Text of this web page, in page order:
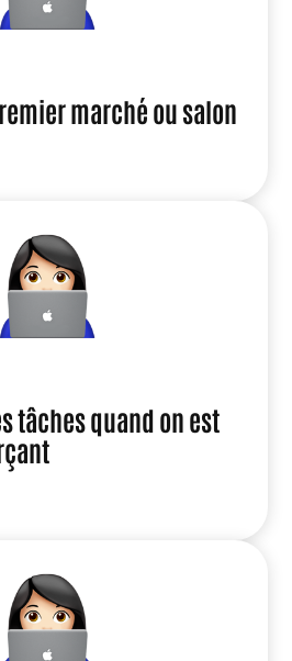
marché ou salon
tâches quand on est